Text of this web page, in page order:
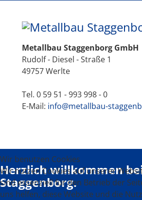
Metallbau Staggenborg GmbH
Rudolf - Diesel - Straße 1
49757 Werlte
Tel. 0 59 51 - 993 998 - 0
E-Mail: info@metallbau-
Herzlich willkommen
Staggenborg.
Wir benutzen Cookies
Wir nutzen Cookies auf unserer
sind essenziell für den Betrieb der
uns helfen, diese Website und die